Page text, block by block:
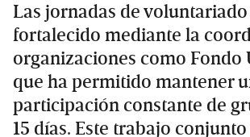
Las jornadas de
fortalecido mediante la
organizaciones como Fondo
que ha permitido mantener
participación constante de
15 días. Este trabajo